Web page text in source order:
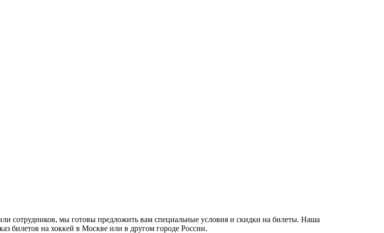
сотрудников, мы готовы предложить вам специальные условия и скидки на билеты. Наша
билетов на хоккей в Москве или в другом городе России.